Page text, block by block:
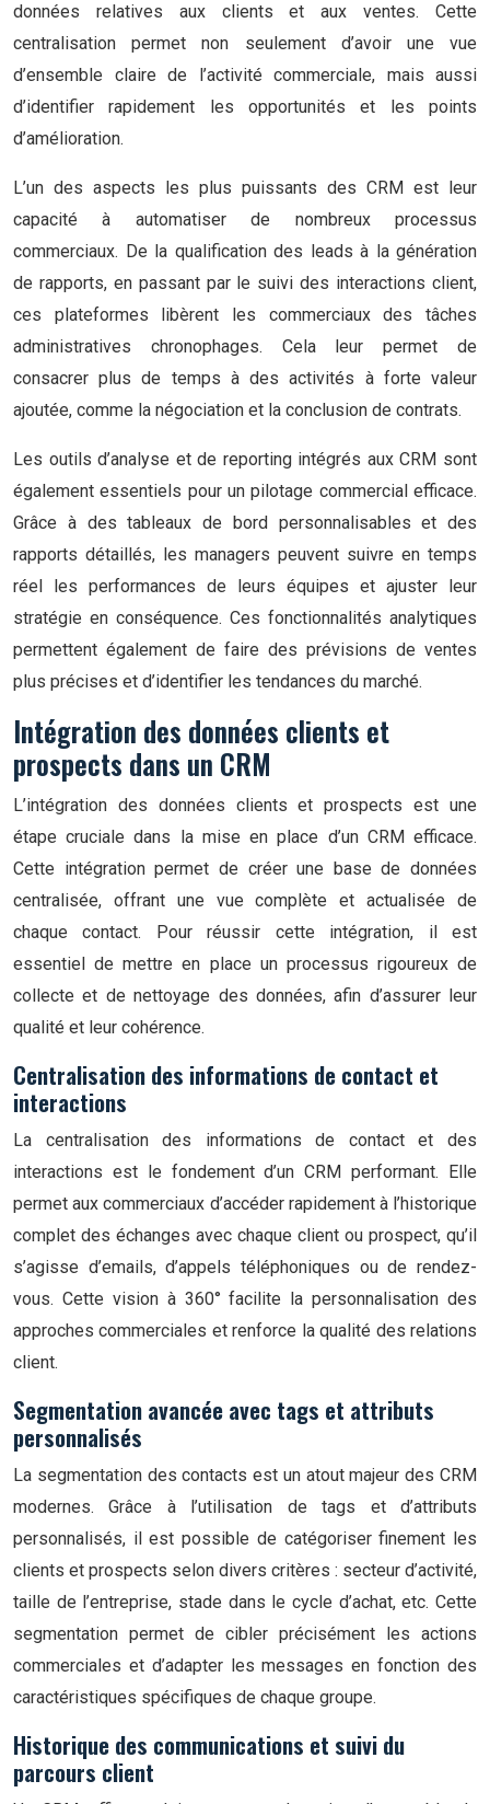
données relatives aux clients et aux ventes. Cette
centralisation permet non seulement d’avoir une vue
d’ensemble claire de l’activité commerciale, mais aussi
d’identifier rapidement les opportunités et les points
d’amélioration.
L’un des aspects les plus puissants des CRM est leur
capacité à automatiser de nombreux processus
commerciaux. De la qualification des leads à la génération
de rapports, en passant par le suivi des interactions client,
ces plateformes libèrent les commerciaux des tâches
administratives chronophages. Cela leur permet de
consacrer plus de temps à des activités à forte valeur
ajoutée, comme la négociation et la conclusion de contrats.
Les outils d’analyse et de reporting intégrés aux CRM sont
également essentiels pour un pilotage commercial efficace.
Grâce à des tableaux de bord personnalisables et des
rapports détaillés, les managers peuvent suivre en temps
réel les performances de leurs équipes et ajuster leur
stratégie en conséquence. Ces fonctionnalités analytiques
permettent également de faire des prévisions de ventes
plus précises et d’identifier les tendances du marché.
Intégration des données clients et
prospects dans un CRM
L’intégration des données clients et prospects est une
étape cruciale dans la mise en place d’un CRM efficace.
Cette intégration permet de créer une base de données
centralisée, offrant une vue complète et actualisée de
chaque contact. Pour réussir cette intégration, il est
essentiel de mettre en place un processus rigoureux de
collecte et de nettoyage des données, afin d’assurer leur
qualité et leur cohérence.
Centralisation des informations de contact et
interactions
La centralisation des informations de contact et des
interactions est le fondement d’un CRM performant. Elle
permet aux commerciaux d’accéder rapidement à l’historique
complet des échanges avec chaque client ou prospect, qu’il
s’agisse d’emails, d’appels téléphoniques ou de rendez-
vous. Cette vision à 360° facilite la personnalisation des
approches commerciales et renforce la qualité des relations
client.
Segmentation avancée avec tags et attributs
personnalisés
La segmentation des contacts est un atout majeur des CRM
modernes. Grâce à l’utilisation de tags et d’attributs
personnalisés, il est possible de catégoriser finement les
clients et prospects selon divers critères : secteur d’activité,
taille de l’entreprise, stade dans le cycle d’achat, etc. Cette
segmentation permet de cibler précisément les actions
commerciales et d’adapter les messages en fonction des
caractéristiques spécifiques de chaque groupe.
Historique des communications et suivi du
parcours client